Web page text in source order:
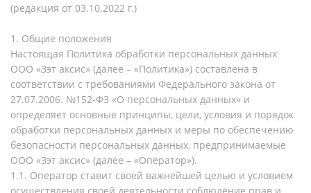
(редакция от 03.10.2022 г.)
1. Общие положения
Настоящая Политика обработки персональных данных
ООО «Зэт аксис» (далее – «Политика») составлена в
соответствии с требованиями Федерального закона от
27.07.2006. №152-ФЗ «О персональных данных» и
определяет основные принципы, цели, условия и порядок
обработки персональных данных и меры по обеспечению
безопасности персональных данных, предпринимаемые
ООО «Зэт аксис» (далее – «Оператор»).
1.1. Оператор ставит своей важнейшей целью и условием